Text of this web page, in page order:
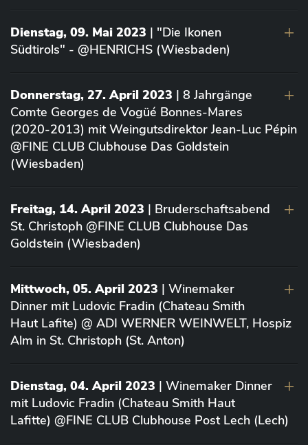
Dienstag, 09. Mai 2023 | "Die Ikonen
Südtirols" - @HENRICHS (Wiesbaden)
Donnerstag, 27. April 2023 | 8 Jahrgänge
Comte Georges de Vogüé Bonnes-Mares
(2020-2013) mit Weingutsdirektor Jean-Luc Pépin
@FINE CLUB Clubhouse Das Goldstein
(Wiesbaden)
Freitag, 14. April 2023 | Bruderschaftsabend
St. Christoph @FINE CLUB Clubhouse Das
Goldstein (Wiesbaden)
Mittwoch, 05. April 2023 | Winemaker
Dinner mit Ludovic Fradin (Chateau Smith
Haut Lafite) @ ADI WERNER WEINWELT, Hospiz
Alm in St. Christoph (St. Anton)
Dienstag, 04. April 2023 | Winemaker Dinner
mit Ludovic Fradin (Chateau Smith Haut
Lafitte) @FINE CLUB Clubhouse Post Lech (Lech)